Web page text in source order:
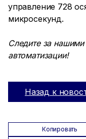
управление 728
микросекунд.
Следите за
автоматизации!
Назад к
Копировать